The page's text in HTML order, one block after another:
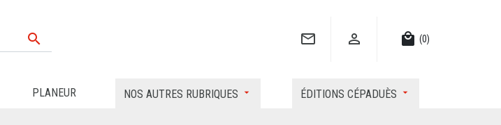
   local_mall (0)
PLANEUR NOS AUTRES RUBRIQUES ÉDITIONS CÉPADUÈS